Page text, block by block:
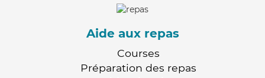
Aide aux repas
Courses
Préparation des repas